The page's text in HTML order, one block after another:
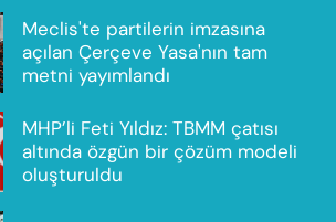
Meclis'te partilerin imzasına
açılan Çerçeve Yasa'nın tam
metni yayımlandı
MHP’li Feti Yıldız: TBMM çatısı
altında özgün bir çözüm modeli
oluşturuldu